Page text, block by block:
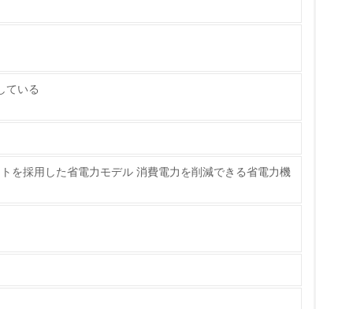
使用量削減の取り組みを行っている
計画を立てている
ている
を採用した省電力モデル 消費電力を削減できる省電力機